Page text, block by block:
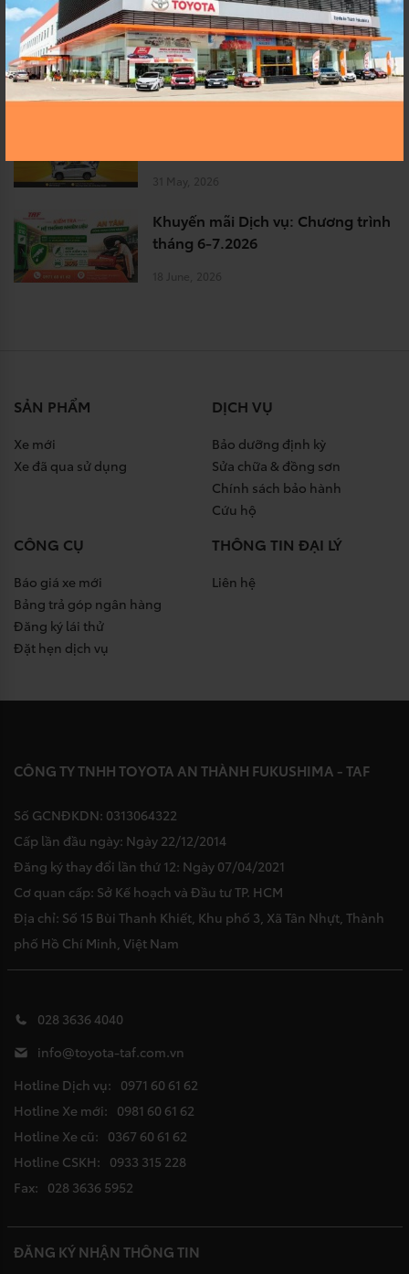
Khuyến mãi Toyota dành cho xe
mới tháng 8.2026
29 June, 2026
Khuyến mãi Dịch vụ: Chương trình
tháng 6-7.2026
SẢN PHẨM
Xe mới
Xe đã qua sử dụng
DỊCH VỤ
Bảo dưỡng định kỳ
Sửa chữa & đồng sơn
Chính sách bảo hành
Cứu hộ
CÔNG CỤ
Báo giá xe mới
Bảng trả góp ngân hàng
Đăng ký lái thử
Đặt hẹn dịch vụ
THÔNG TIN ĐẠI LÝ
Liên hệ
CÔNG TY TNHH TOYOTA AN THÀNH FUKUSHIMA - TAF
Số GCNĐKDN: 0313064322
Cấp lần đầu ngày: Ngày 22/12/2014
Đăng ký thay đổi lần thứ 12: Ngày 07/04/2021
Cơ quan cấp: Sở Kế hoạch và Đầu tư TP. HCM
Địa chỉ: Số 15 Bùi Thanh Khiết, Khu phố 3, Xã Tân Nhựt, Thành
phố Hồ Chí Minh, Việt Nam
028 3636 4040
info@toyota-taf.com.vn
Hotline Dịch vụ: 0971 60 61 62
Hotline Xe mới: 0981 60 61 62
Hotline Xe cũ: 0367 60 61 62
Hotline CSKH: 0933 315 228
Fax: 028 3636 5952
ĐĂNG KÝ NHẬN THÔNG TIN